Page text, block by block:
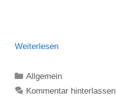
Weiterlesen
Kategorien
Allgemein
Kommentar hinterlassen